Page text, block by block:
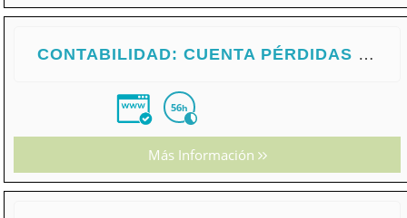
CONTABILIDAD: CUENTA PÉRDIDAS Y GANANCIAS, ANÁLISIS DE INVERSIONES Y FINANCIACIÓN
56h
Más Información